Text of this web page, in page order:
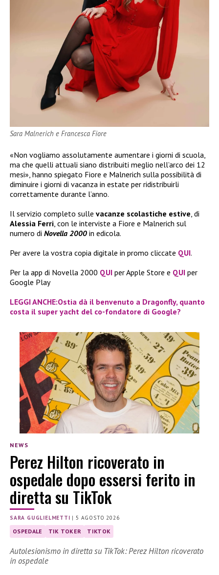
Sara Malnerich e Francesca Fiore
«Non vogliamo assolutamente aumentare i giorni di scuola,
ma che quelli attuali siano distribuiti meglio nell’arco dei 12
mesi», hanno spiegato Fiore e Malnerich sulla possibilità di
diminuire i giorni di vacanza in estate per ridistribuirli
correttamente durante l’anno.
Il servizio completo sulle vacanze scolastiche estive, di
Alessia Ferri, con le interviste a Fiore e Malnerich sul
numero di Novella 2000 in edicola.
Per avere la vostra copia digitale in promo cliccate QUI.
Per la app di Novella 2000 QUI per Apple Store e QUI per
Google Play
LEGGI ANCHE:Ostia dà il benvenuto a Dragonfly, quanto
costa il super yacht del co-fondatore di Google?
NEWS
Perez Hilton ricoverato in
ospedale dopo essersi ferito in
diretta su TikTok
SARA GUGLIELMETTI |5 AGOSTO 2026
OSPEDALE TIK TOKER TIKTOK
Autolesionismo in diretta su TikTok: Perez Hilton ricoverato
in ospedale